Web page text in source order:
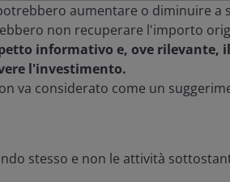
aumentare o diminuire a
non recuperare l'importo
informativo e, ove rilevante,
l'investimento.
va considerato come un
stesso e non le attività